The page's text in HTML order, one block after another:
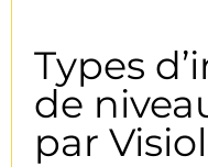
Types
de
par